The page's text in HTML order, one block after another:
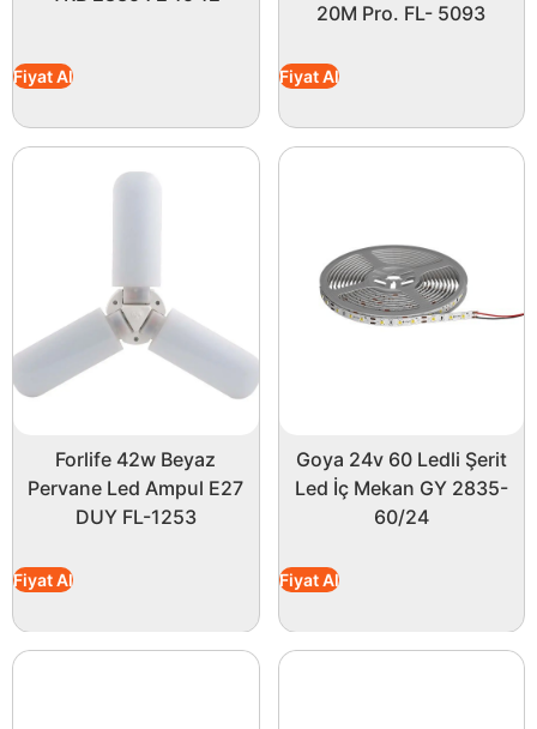
Fiyat Al
20M Pro. FL- 5093
Fiyat Al
Forlife 42w Beyaz
Pervane Led Ampul E27
DUY FL-1253
Fiyat Al
Goya 24v 60 Ledli Şerit
Led İç Mekan GY 2835-
60/24
Fiyat Al